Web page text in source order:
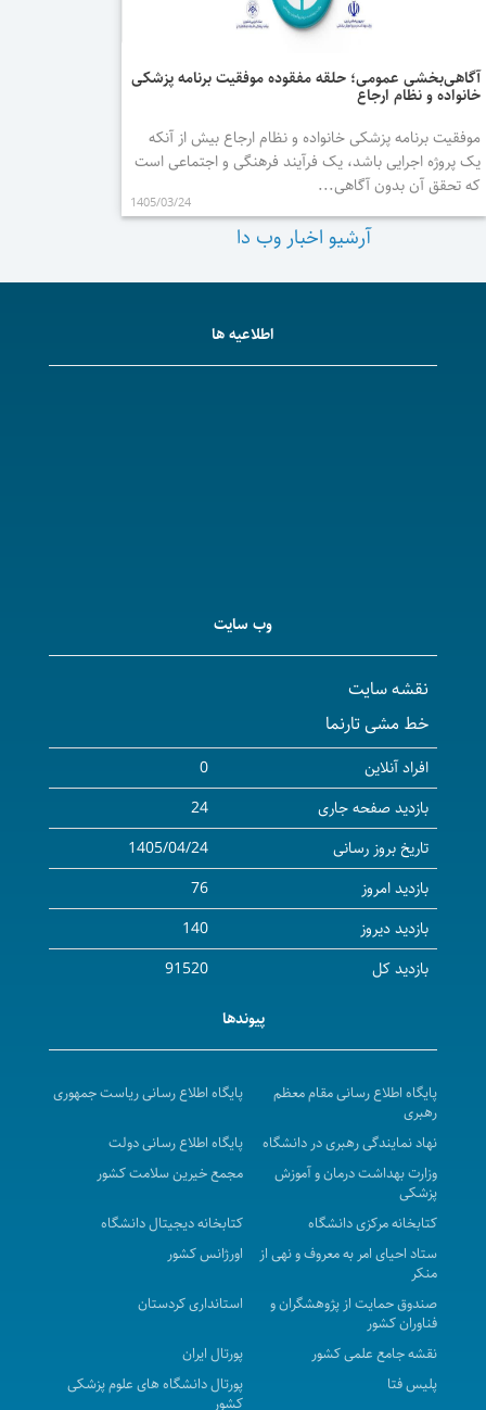
آگاهی‌بخشی عمومی؛ حلقه مفقوده موفقیت برنامه پزشکی
خانواده و نظام ارجاع
موفقیت برنامه پزشکی خانواده و نظام ارجاع بیش از آنکه
یک پروژه اجرایی باشد، یک فرآیند فرهنگی و اجتماعی است
که تحقق آن بدون آگاهی‌...
1405/03/24
آرشیو اخبار وب دا
اطلاعیه ها
وب سایت
نقشه سایت
خط مشی تارنما
افراد آنلاین
0
بازدید صفحه جاری
24
تاریخ بروز رسانی
1405/04/24
بازدید امروز
76
بازدید دیروز
140
بازدید کل
91520
پیوندها
پایگاه اطلاع رسانی مقام معظم
رهبری
پایگاه اطلاع رسانی ریاست جمهوری
نهاد نمایندگی رهبری در دانشگاه
پایگاه اطلاع رسانی دولت
وزارت بهداشت درمان و آموزش
پزشکی
مجمع خیرین سلامت کشور
کتابخانه مرکزی دانشگاه
کتابخانه دیجیتال دانشگاه
ستاد احیای امر به معروف و نهی از
منکر
اورژانس کشور
صندوق حمایت از پژوهشگران و
فناوران کشور
استانداری کردستان
نقشه جامع علمی کشور
پورتال ایران
پلیس فتا
پورتال دانشگاه های علوم پزشکی
کشور